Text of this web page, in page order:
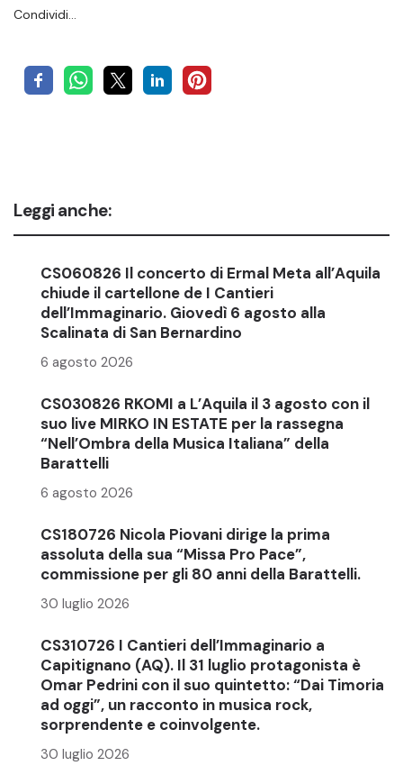
Condividi…
Leggi anche:
CS060826 Il concerto di Ermal Meta all’Aquila
chiude il cartellone de I Cantieri
dell’Immaginario. Giovedì 6 agosto alla
Scalinata di San Bernardino
6 agosto 2026
CS030826 RKOMI a L’Aquila il 3 agosto con il
suo live MIRKO IN ESTATE per la rassegna
“Nell’Ombra della Musica Italiana” della
Barattelli
6 agosto 2026
CS180726 Nicola Piovani dirige la prima
assoluta della sua “Missa Pro Pace”,
commissione per gli 80 anni della Barattelli.
30 luglio 2026
CS310726 I Cantieri dell’Immaginario a
Capitignano (AQ). Il 31 luglio protagonista è
Omar Pedrini con il suo quintetto: “Dai Timoria
ad oggi”, un racconto in musica rock,
sorprendente e coinvolgente.
30 luglio 2026